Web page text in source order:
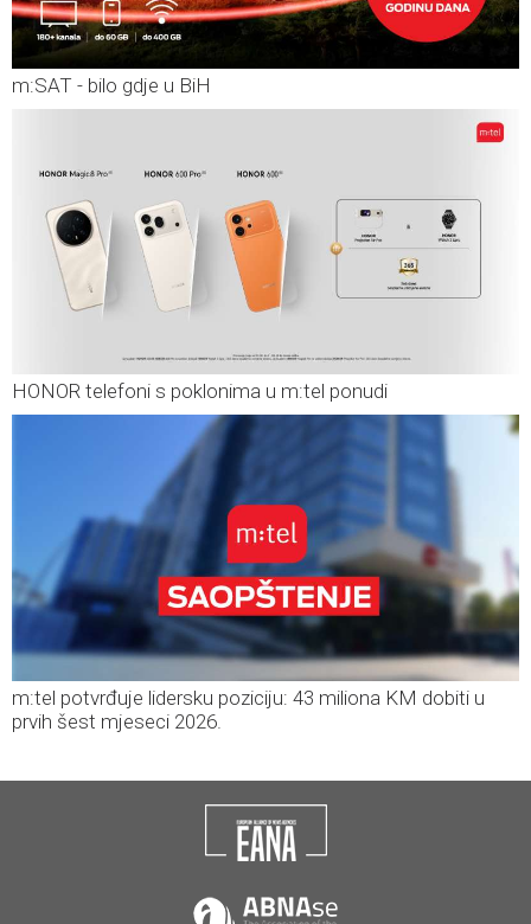
m:SAT - bilo gdje u BiH
HONOR telefoni s poklonima u m:tel ponudi
m:tel potvrđuje lidersku poziciju: 43 miliona KM dobiti u
prvih šest mjeseci 2026.